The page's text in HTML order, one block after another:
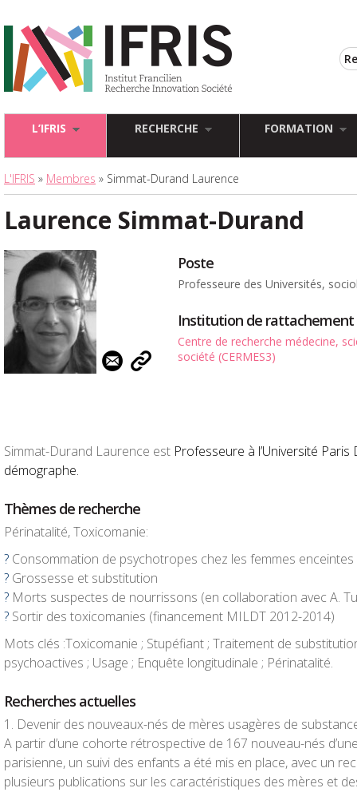
L’IFRIS RECHERCHE FORMATION
L'IFRIS » Membres » Simmat-Durand Laurence
Laurence Simmat-Durand
Poste
Professeure des Universités,
Institution de rattachement
Centre de recherche médecine,
société (CERMES3)
Simmat-Durand Laurence est Professeure à l’Université
démographe.
Thèmes de recherche
Périnatalité, Toxicomanie:
? Consommation de psychotropes chez les femmes enceintes
? Grossesse et substitution
? Morts suspectes de nourrissons (en collaboration avec A.
? Sortir des toxicomanies (financement MILDT 2012-2014)
Mots clés :Toxicomanie ; Stupéfiant ; Traitement de
psychoactives ; Usage ; Enquête longitudinale ; Périnatalité.
Recherches actuelles
1. Devenir des nouveaux-nés de mères usagères de
A partir d’une cohorte rétrospective de 167 nouveau-nés
parisienne, un suivi des enfants a été mis en place, avec un
plusieurs publications sur les caractéristiques des mères et